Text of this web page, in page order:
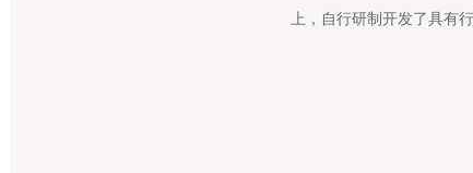
上，自行研制开发了具有